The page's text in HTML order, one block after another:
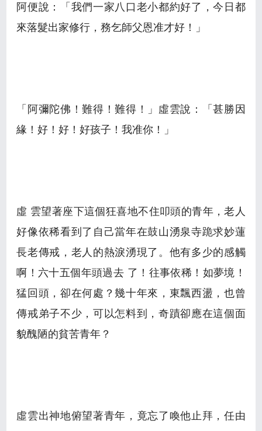
阿便說：「我們一家八口老小都約好了，今日都
來落髮出家修行，務乞師父恩准才好！」
「阿彌陀佛！難得！難得！」虛雲說：「甚勝因
緣！好！好！好孩子！我准你！」
虛 雲望著座下這個狂喜地不住叩頭的青年，老人
好像依稀看到了自己當年在鼓山湧泉寺跪求妙蓮
長老傳戒，老人的熱淚湧現了。他有多少的感觸
啊！六十五個年頭過去 了！往事依稀！如夢境！
猛回頭，卻在何處？幾十年來，東飄西盪，也曾
傳戒弟子不少，可以怎料到，奇蹟卻應在這個面
貌醜陋的貧苦青年？
虛雲出神地俯望著青年，竟忘了喚他止拜，任由